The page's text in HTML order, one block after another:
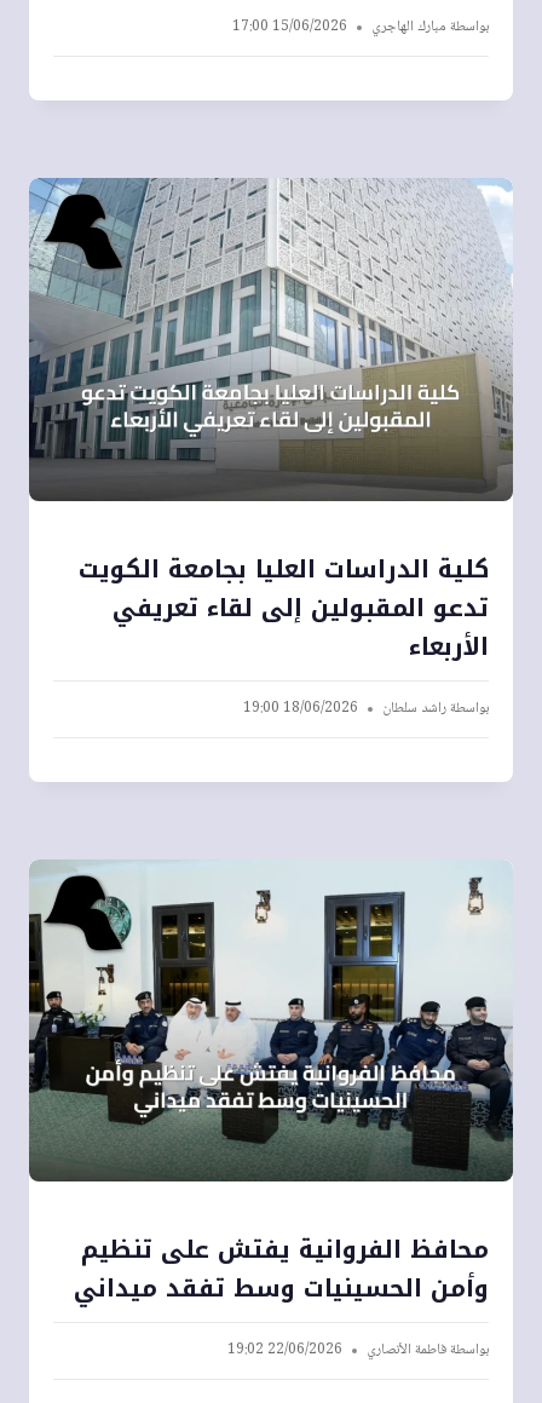
بواسطةمبارك الهاجري 15/06/2026 17:00
كلية الدراسات العليا بجامعة الكويت
تدعو المقبولين إلى لقاء تعريفي
الأربعاء
بواسطةراشد سلطان 18/06/2026 19:00
محافظ الفروانية يفتش على تنظيم
وأمن الحسينيات وسط تفقد ميداني
بواسطةفاطمة الأنصاري 22/06/2026 19:02